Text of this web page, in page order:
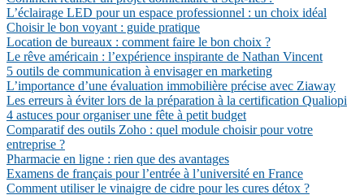
L’éclairage LED pour un espace professionnel : un choix idéal
Choisir le bon voyant : guide pratique
Location de bureaux : comment faire le bon choix ?
Le rêve américain : l’expérience inspirante de Nathan Vincent
5 outils de communication à envisager en marketing
L’importance d’une évaluation immobilière précise avec Ziaway
Les erreurs à éviter lors de la préparation à la certification Qualiopi
4 astuces pour organiser une fête à petit budget
Comparatif des outils Zoho : quel module choisir pour votre
entreprise ?
Pharmacie en ligne : rien que des avantages
Examens de français pour l’entrée à l’université en France
Comment utiliser le vinaigre de cidre pour les cures détox ?